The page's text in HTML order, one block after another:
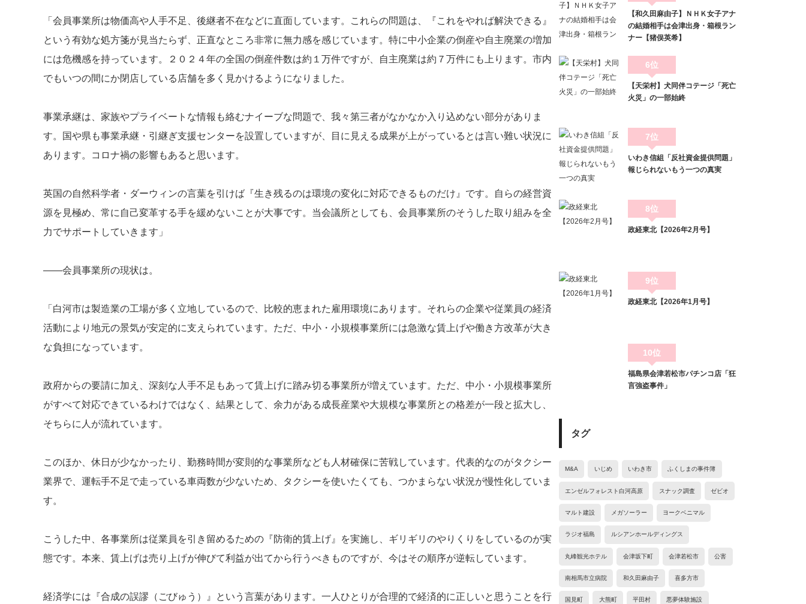
「会員事業所は物価高や人手不足、後継者不在などに直面しています。これらの問題は、『これをやれば解決できる』
という有効な処方箋が見当たらず、正直なところ非常に無力感を感じています。特に中小企業の倒産や自主廃業の増加
には危機感を持っています。２０２４年の全国の倒産件数は約１万件ですが、自主廃業は約７万件にも上ります。市内
でもいつの間にか閉店している店舗を多く見かけるようになりました。
事業承継は、家族やプライベートな情報も絡むナイーブな問題で、我々第三者がなかなか入り込めない部分がありま
す。国や県も事業承継・引継ぎ支援センターを設置していますが、目に見える成果が上がっているとは言い難い状況に
あります。コロナ禍の影響もあると思います。
英国の自然科学者・ダーウィンの言葉を引けば『生き残るのは環境の変化に対応できるものだけ』です。自らの経営資
源を見極め、常に自己変革する手を緩めないことが大事です。当会議所としても、会員事業所のそうした取り組みを全
力でサポートしていきます」
――会員事業所の現状は。
「白河市は製造業の工場が多く立地しているので、比較的恵まれた雇用環境にあります。それらの企業や従業員の経済
活動により地元の景気が安定的に支えられています。ただ、中小・小規模事業所には急激な賃上げや働き方改革が大き
な負担になっています。
政府からの要請に加え、深刻な人手不足もあって賃上げに踏み切る事業所が増えています。ただ、中小・小規模事業所
がすべて対応できているわけではなく、結果として、余力がある成長産業や大規模な事業所との格差が一段と拡大し、
そちらに人が流れています。
このほか、休日が少なかったり、勤務時間が変則的な事業所なども人材確保に苦戦しています。代表的なのがタクシー
業界で、運転手不足で走っている車両数が少ないため、タクシーを使いたくても、つかまらない状況が慢性化していま
す。
こうした中、各事業所は従業員を引き留めるための『防衛的賃上げ』を実施し、ギリギリのやりくりをしているのが実
態です。本来、賃上げは売り上げが伸びて利益が出てから行うべきものですが、今はその順序が逆転しています。
経済学には『合成の誤謬（ごびゅう）』という言葉があります。一人ひとりが合理的で経済的に正しいと思うことを行
【和久田麻由子】ＮＨＫ女子アナ
の結婚相手は会津出身・箱根ラン
ナー【猪俣英希】
6位
【天栄村】犬同伴コテージ「死亡
火災」の一部始終
7位
いわき信組「反社資金提供問題」
報じられないもう一つの真実
8位
政経東北【2026年2月号】
9位
政経東北【2026年1月号】
10位
福島県会津若松市パチンコ店「狂
言強盗事件」
タグ
M&A いじめ いわき市 ふくしまの事件簿
エンゼルフォレスト白河高原 スナック調査 ゼビオ
マルト建設 メガソーラー ヨークベニマル
ラジオ福島 ルシアンホールディングス
丸峰観光ホテル 会津坂下町 会津若松市 公害
南相馬市立病院 和久田麻由子 喜多方市
国見町 大熊町 平田村 悪夢体験施設